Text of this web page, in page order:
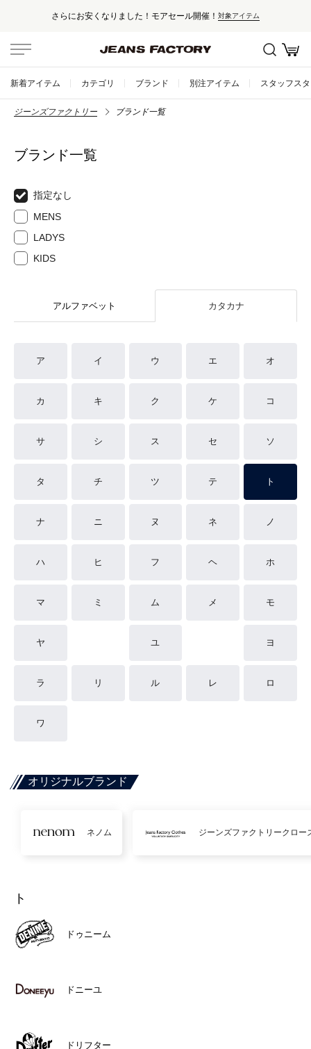
さらにお安くなりました！モアセール開催！ 対象アイテム
新着アイテム カテゴリ ブランド 別注アイテム スタッフス
ジーンズファクトリー ブランド一覧
ブランド一覧
指定なし
MENS
LADYS
KIDS
アルファベット カタカナ
ア イ ウ エ オ
カ キ ク ケ コ
サ シ ス セ ソ
タ チ ツ テ ト
ナ ニ ヌ ネ ノ
ハ ヒ フ ヘ ホ
マ ミ ム メ モ
ヤ ユ ヨ
ラ リ ル レ ロ
ワ
オリジナルブランド
ネノム ジーンズファクトリークロー
ト
ドゥニーム
ドニーユ
ドリフター